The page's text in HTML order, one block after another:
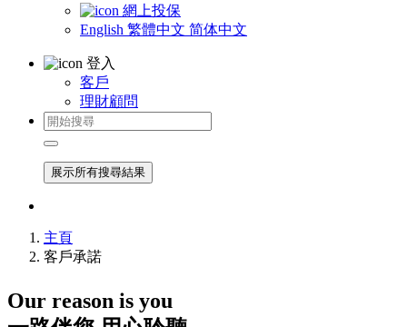
網上投保
English 繁體中文 简体中文
登入
客戶
理財顧問
展示所有搜尋結果
主頁
客戶承諾
Our reason is you